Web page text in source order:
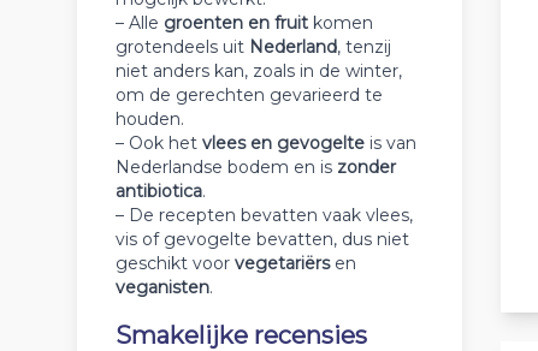
– Alle groenten en fruit komen
grotendeels uit Nederland, tenzij
niet anders kan, zoals in de winter,
om de gerechten gevarieerd te
houden.
– Ook het vlees en gevogelte is van
Nederlandse bodem en is zonder
antibiotica.
– De recepten bevatten vaak vlees,
vis of gevogelte bevatten, dus niet
geschikt voor vegetariërs en
veganisten.
Smakelijke recensies